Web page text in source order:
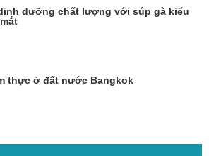
dưỡng chất lượng với súp gà kiểu
thực ở đất nước Bangkok